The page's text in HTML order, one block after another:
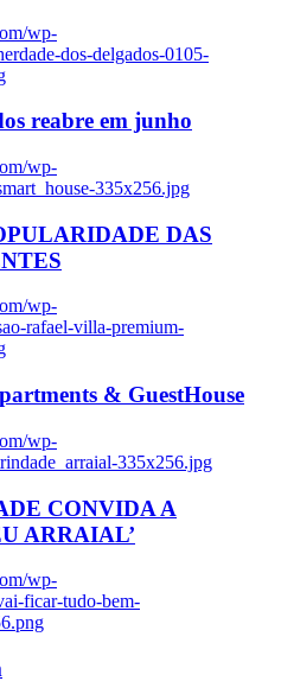
wp-
dos-delgados-0105-
reabre em junho
wp-
335x256.jpg
DAS
wp-
rafael-villa-premium-
& GuestHouse
wp-
335x256.jpg
CONVIDA A
ARRAIAL’
wp-
ficar-tudo-bem-